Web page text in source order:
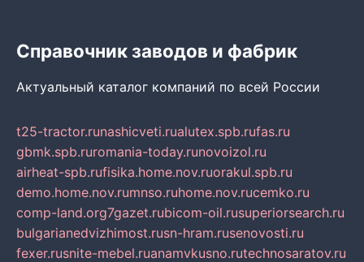
Справочник заводов и фабрик
Актуальный каталог компаний по всей России
t25-tractor.runashicveti.rualutex.spb.rufas.ru
gbmk.spb.ruromania-today.runovoizol.ru
airheat-spb.rufisika.home.nov.ruorakul.spb.ru
demo.home.nov.rumnso.ruhome.nov.rucemko.ru
comp-land.org7gazet.rubicom-oil.rusuperiorsearch.ru
bulgarianedvizhimost.rusn-hram.rusenovosti.ru
fexer.rusnite-mebel.ruanamvkusno.rutechnosaratov.ru